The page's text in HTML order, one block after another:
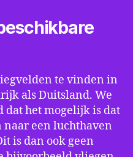
te vinden in
als Duitsland. We
dat het mogelijk is dat
een luchthaven
is dan ook geen